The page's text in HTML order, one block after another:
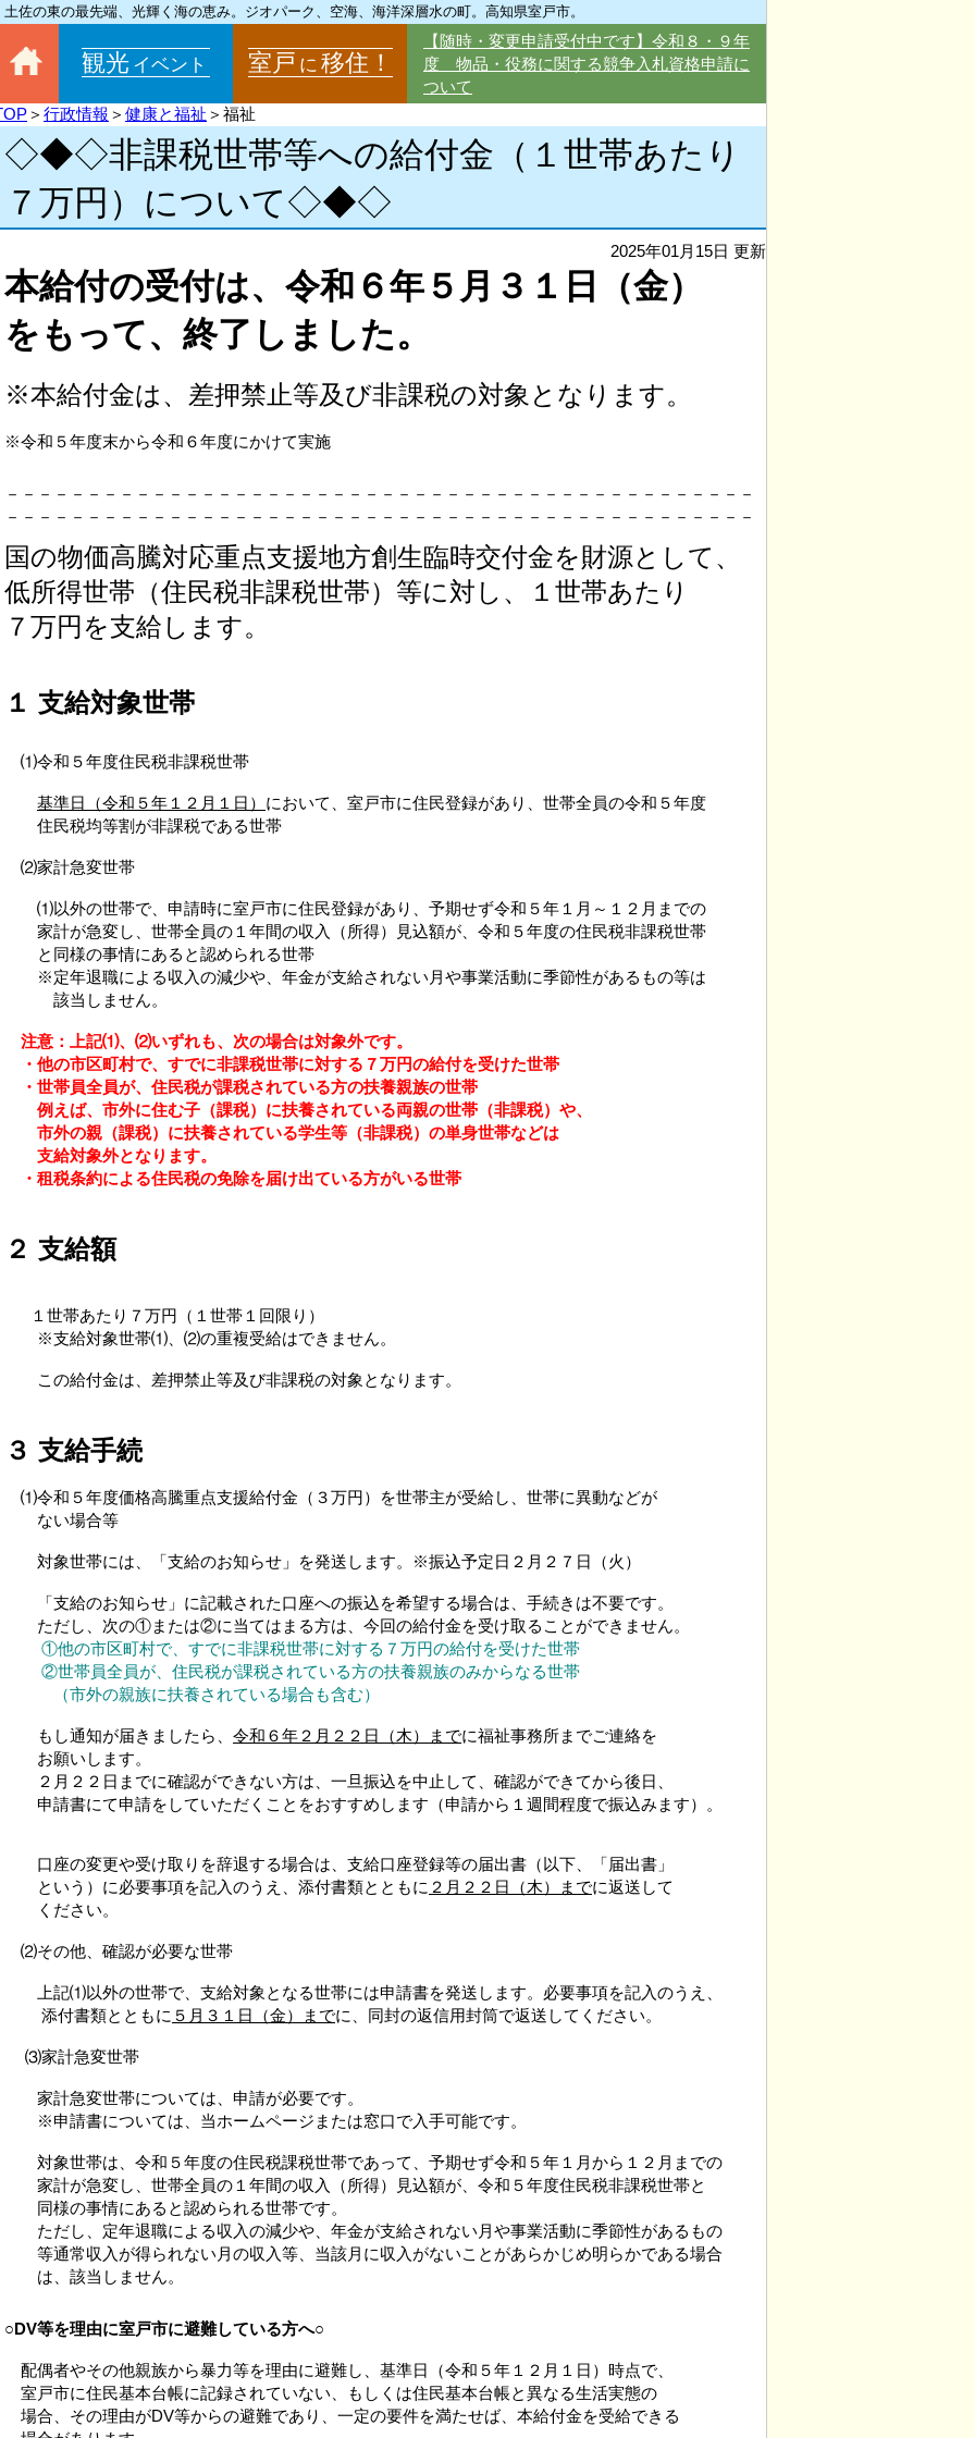
土佐の東の最先端、光輝く海の恵み。ジオパーク、空海、海洋深層水の町。高知県室戸市。
観光 イベント 室戸 に 移住！
【随時・変更申請受付中です】令和８・９年
度 物品・役務に関する競争入札資格申請に
ついて
＞ 行政情報 ＞ 健康と福祉 ＞福祉
◇◆◇非課税世帯等への給付金（１世帯あたり
７万円）について◇◆◇
2025年01月15日 更新
本給付の受付は、令和６年５月３１日（金）
をもって、終了しました。
※本給付金は、差押禁止等及び非課税の対象となります。
※令和５年度末から令和６年度にかけて実施
－－－－－－－－－－－－－－－－－－－－－－－－－－－－－－－－－－－－－－－－－－－－－－
－－－－－－－－－－－－－－－－－－－－－－－－－－－－－－－－－－－－－－－－－－－－－－
国の物価高騰対応重点支援地方創生臨時交付金を財源として、
低所得世帯（住民税非課税世帯）等に対し、１世帯あたり
７万円を支給します。
１ 支給対象世帯
⑴令和５年度住民税非課税世帯
基準日（令和５年１２月１日） において、室戸市に住民登録があり、世帯全員の令和５年度
住民税均等割が非課税である世帯
⑵家計急変世帯
⑴以外の世帯で、申請時に室戸市に住民登録があり、予期せず令和５年１月～１２月までの
家計が急変し、世帯全員の１年間の収入（所得）見込額が、令和５年度の住民税非課税世帯
と同様の事情にあると認められる世帯
※定年退職による収入の減少や、年金が支給されない月や事業活動に季節性があるもの等は
該当しません。
注意：上記⑴、⑵いずれも、次の場合は対象外です。
・他の市区町村で、すでに非課税世帯に対する７万円の給付を受けた世帯
・世帯員全員が、住民税が課税されている方の扶養親族の世帯
例えば、市外に住む子（課税）に扶養されている両親の世帯（非課税）や、
市外の親（課税）に扶養されている学生等（非課税）の単身世帯などは
支給対象外となります。
・租税条約による住民税の免除を届け出ている方がいる世帯
２ 支給額
１世帯あたり７万円（１世帯１回限り）
※支給対象世帯⑴、⑵の重複受給はできません。
この給付金は、差押禁止等及び非課税の対象となります。
３ 支給手続
⑴令和５年度価格高騰重点支援給付金（３万円）を世帯主が受給し、世帯に異動などが
ない場合等
対象世帯には、「支給のお知らせ」を発送します。※振込予定日２月２７日（火）
「支給のお知らせ」に記載された口座への振込を希望する場合は、手続きは不要です。
ただし、次の①または②に当てはまる方は、今回の給付金を受け取ることができません。
①他の市区町村で、すでに非課税世帯に対する７万円の給付を受けた世帯
②世帯員全員が、住民税が課税されている方の扶養親族のみからなる世帯
（市外の親族に扶養されている場合も含む）
もし通知が届きましたら、 令和６年２月２２日（木）までに福祉事務所までご連絡を
お願いします。
２月２２日までに確認ができない方は、一旦振込を中止して、確認ができてから後日、
申請書にて申請をしていただくことをおすすめします（申請から１週間程度で振込みます）。
口座の変更や受け取りを辞退する場合は、支給口座登録等の届出書（以下、「届出書」
という）に必要事項を記入のうえ、添付書類とともに ２月２２日（木）までに返送して
ください。
⑵その他、確認が必要な世帯
上記⑴以外の世帯で、支給対象となる世帯には申請書を発送します。必要事項を記入のうえ、
添付書類とともに ５月３１日（金）までに、同封の返信用封筒で返送してください。
⑶家計急変世帯
家計急変世帯については、申請が必要です。
※申請書については、当ホームページまたは窓口で入手可能です。
対象世帯は、令和５年度の住民税課税世帯であって、予期せず令和５年１月から１２月までの
家計が急変し、世帯全員の１年間の収入（所得）見込額が、令和５年度住民税非課税世帯と
同様の事情にあると認められる世帯です。
ただし、定年退職による収入の減少や、年金が支給されない月や事業活動に季節性があるもの
等通常収入が得られない月の収入等、当該月に収入がないことがあらかじめ明らかである場合
は、該当しません。
○DV等を理由に室戸市に避難している方へ○
配偶者やその他親族から暴力等を理由に避難し、基準日（令和５年１２月１日）時点で、
室戸市に住民基本台帳に記録されていない、もしくは住民基本台帳と異なる生活実態の
場合、その理由がDV等からの避難であり、一定の要件を満たせば、本給付金を受給できる